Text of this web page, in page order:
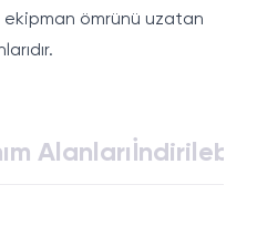
ömrünü uzatan
Alanları